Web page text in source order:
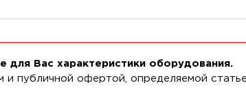
Вас характеристики оборудования.
и публичной офертой, определяемой